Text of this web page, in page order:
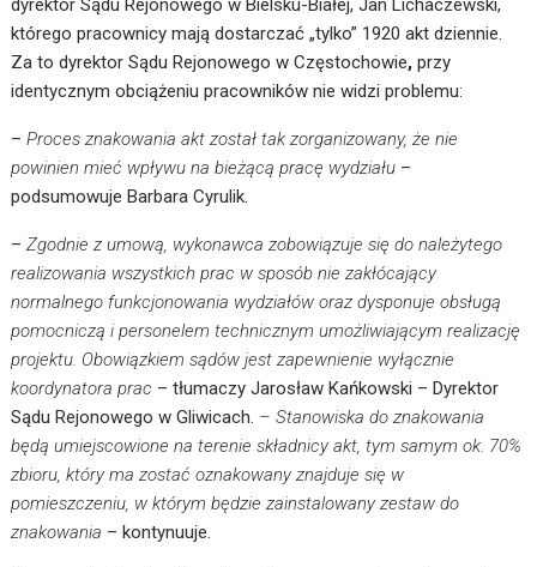
dyrektor Sądu Rejonowego w Bielsku-Białej, Jan Lichaczewski,
którego pracownicy mają dostarczać „tylko” 1920 akt dziennie.
Za to dyrektor Sądu Rejonowego w Częstochowie, przy
identycznym obciążeniu pracowników nie widzi problemu:
–Proces znakowania akt został tak zorganizowany, że nie
powinien mieć wpływu na bieżącą pracę wydziału –
podsumowuje Barbara Cyrulik.
–Zgodnie z umową, wykonawca zobowiązuje się do należytego
realizowania wszystkich prac w sposób nie zakłócający
normalnego funkcjonowania wydziałów oraz dysponuje obsługą
pomocniczą i personelem technicznym umożliwiającym realizację
projektu. Obowiązkiem sądów jest zapewnienie wyłącznie
koordynatora prac – tłumaczy Jarosław Kańkowski – Dyrektor
Sądu Rejonowego w Gliwicach. – Stanowiska do znakowania
będą umiejscowione na terenie składnicy akt, tym samym ok. 70%
zbioru, który ma zostać oznakowany znajduje się w
pomieszczeniu, w którym będzie zainstalowany zestaw do
znakowania – kontynuuje.